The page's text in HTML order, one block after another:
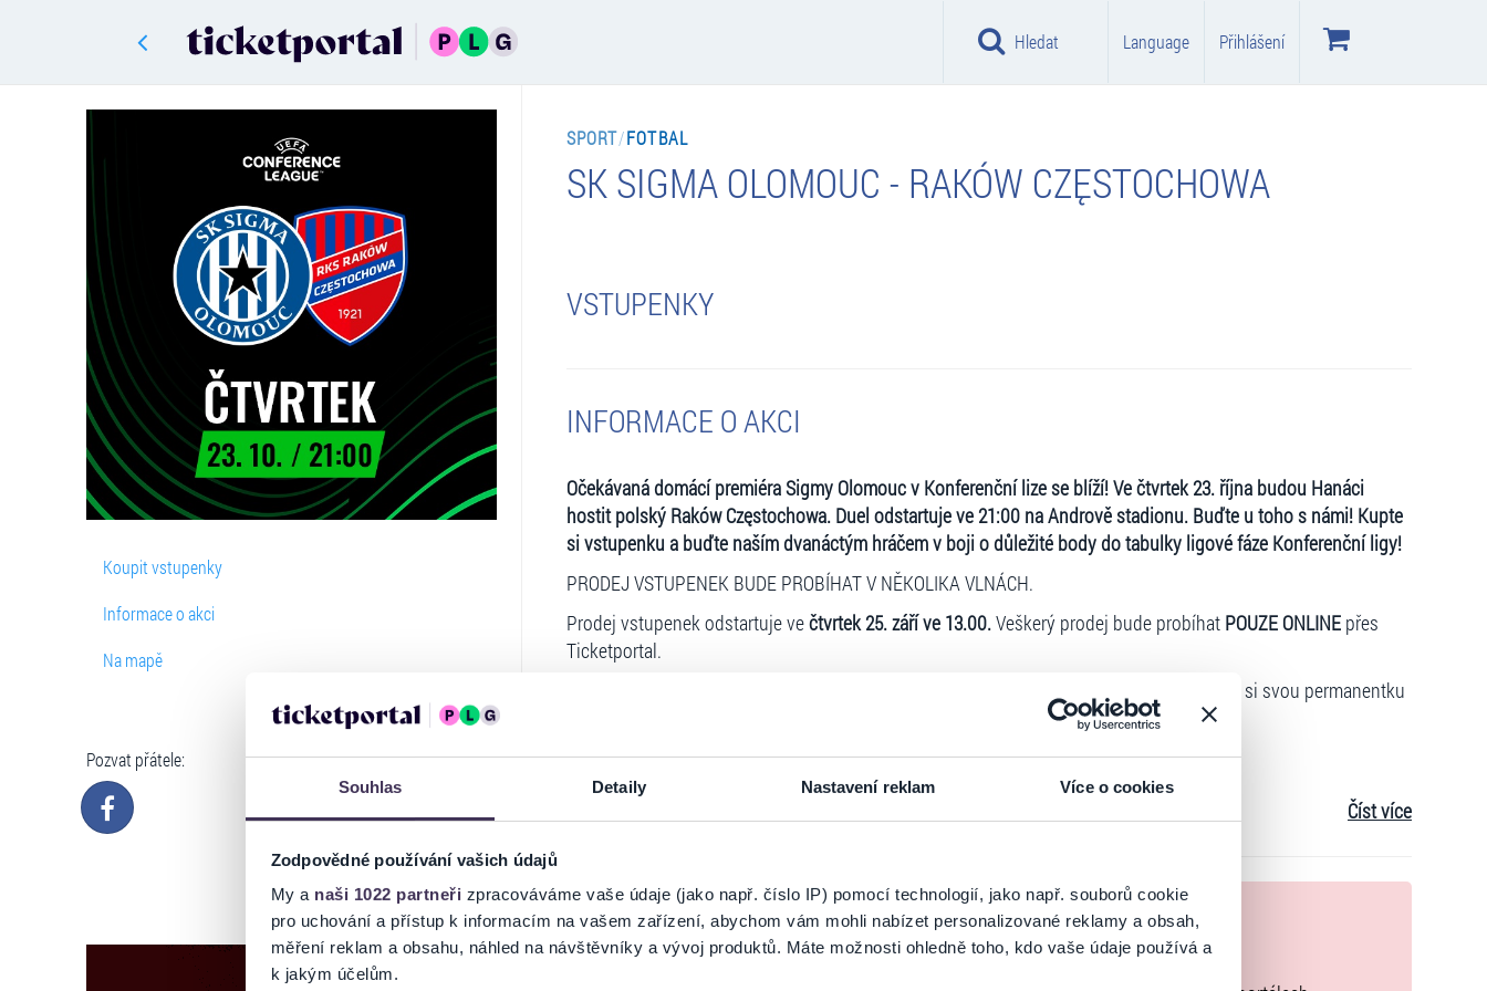
Souhlas Detaily Nastavení reklam Více o cookies
Zodpovědné používání vašich údajů
My a naši 1022 partneři zpracováváme vaše údaje (jako např. číslo IP) pomocí technologií, jako např. souborů cookie
pro uchování a přístup k informacím na vašem zařízení, abychom vám mohli nabízet personalizované reklamy a obsah,
měření reklam a obsahu, náhled na návštěvníky a vývoj produktů. Máte možnosti ohledně toho, kdo vaše údaje používá a
k jakým účelům.
Hledat Language Přihlášení
Koupit vstupenky
Informace o akci
Na mapě
Pozvat přátele:
SPORT/FOTBAL
SK SIGMA OLOMOUC - RAKÓW CZĘSTOCHOWA
VSTUPENKY
INFORMACE O AKCI
Očekávaná domácí premiéra Sigmy Olomouc v Konferenční lize se blíží! Ve čtvrtek 23. října budou Hanáci
hostit polský Raków Częstochowa. Duel odstartuje ve 21:00 na Andrově stadionu. Buďte u toho s námi! Kupte
si vstupenku a buďte naším dvanáctým hráčem v boji o důležité body do tabulky ligové fáze Konferenční ligy!
PRODEJ VSTUPENEK BUDE PROBÍHAT V NĚKOLIKA VLNÁCH.
Prodej vstupenek odstartuje večtvrtek 25. září ve 13.00.Veškerý prodej bude probíhat POUZE ONLINEpřes
Ticketportal.
V první vlně dostanou příležitost pořídit si vstupenky pouze ti permanentkáři Sigmy, kteří si svou permanentku
vlna - pravidla
každý permanentkář má právo pořídit si až 4 vstupenky pro sebe a své přátele
sponzorské apod.).
Druhá vlna potrvá od neděle 28. září 13.00 do středy 1. října 13.00.
Číst více
Ticketportal je zárukou pravosti vstupenek
Na stránkách společnosti Ticketportal si vždy zakoupíte originální vstupenky.